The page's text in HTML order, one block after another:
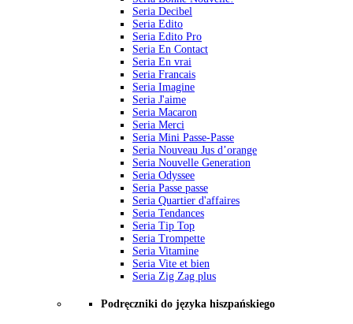
Seria Decibel
Seria Edito
Seria Edito Pro
Seria En Contact
Seria En vrai
Seria Francais
Seria Imagine
Seria J'aime
Seria Macaron
Seria Merci
Seria Mini Passe-Passe
Seria Nouveau Jus d’orange
Seria Nouvelle Generation
Seria Odyssee
Seria Passe passe
Seria Quartier d'affaires
Seria Tendances
Seria Tip Top
Seria Trompette
Seria Vitamine
Seria Vite et bien
Seria Zig Zag plus
Podręczniki do języka hiszpańskiego